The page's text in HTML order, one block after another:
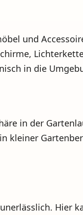
und
in die
in der
kleiner
Hier